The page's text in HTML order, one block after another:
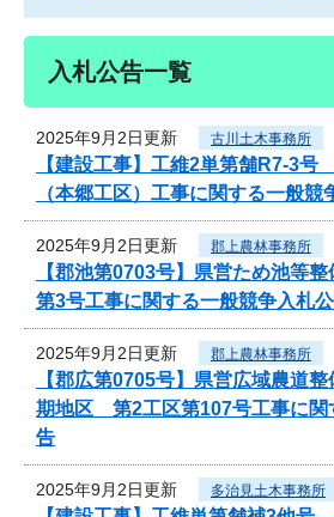
入札公告一覧
2025年9月2日更新 古川土木事務所
【建設工事】工維2単第舗R7-3
（本郷工区）工事に関する一般競
2025年9月2日更新 郡上農林事務所
【郡池第0703号】県営ため池等
第3号工事に関する一般競争入札
2025年9月2日更新 郡上農林事務所
【郡広第0705号】県営広域農道
期地区 第2工区第107号工事に関
告
2025年9月2日更新 多治見土木事務所